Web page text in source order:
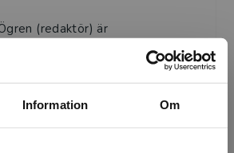
Information Om
(redaktör) är
och docent i psykologi vid
är leg. ps...